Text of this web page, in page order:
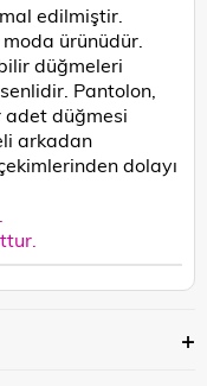
edilmiştir.
ürünüdür.
düğmeleri
Pantolon,
adet düğmesi
arkadan
dolayı